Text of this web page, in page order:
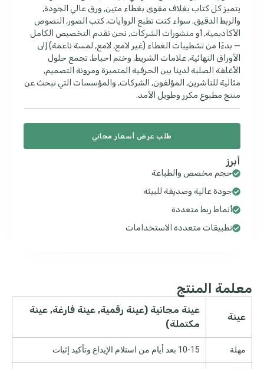
يتميز كل كتاب بغلاف مقوى بغطاء متين, ورق عالي الجودة,
والربط الدقيق. سواء كنت تطبع الروايات, كتب الصور, النصوص
الأكاديمية, أو منشورات الشركات, نحن نقدم التخصيص الكامل
— بدءًا من تشطيبات الغطاء (غير لامع, لامع, لمسة ناعمة) إلى
الأوراق النهائية, علامات الشريط, وختم احباط. تجمع حلول
الأغلفة الصلبة لدينا بين الحرفية المتميزة ومرونة التصميم,
مثالية للناشرين, المؤلفون, الشركات, والمؤسسات التي تبحث عن
منتج مطبوع مكرر وطويل الأمد.
طلب عرض أسعار مجاني
أبرز
حجم مخصص والطباعة
جودة عالية وصديقة للبيئة
أنماط ربط متعددة
تطبيقات متعددة الاستخدامات
معلمة المنتج
عينة
عينة مجانية (عينة رقمية, عينة فارغة, عينة
مكتملة)
مهلة 10-15 بعد أيام من استلام الإيداع وتأكيد إثبات